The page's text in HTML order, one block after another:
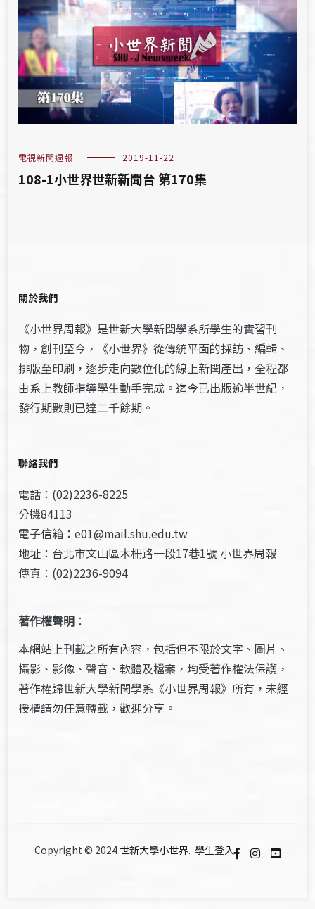
電視新聞週報 2019-11-22
108-1小世界世新新聞台 第170集
關於我們
《小世界周報》是世新大學新聞學系所學生的實習刊
物，創刊至今，《小世界》從傳統平面的採訪、編輯、
排版至印刷，逐步走向數位化的線上新聞產出，全程都
由系上教師指導學生動手完成。迄今已出版逾半世紀，
發行期數則已達二千餘期。
聯絡我們
電話：(02)2236-8225
分機84113
電子信箱：e01@mail.shu.edu.tw
地址：台北市文山區木柵路一段17巷1號 小世界周報
傳真：(02)2236-9094
著作權聲明 ：
本網站上刊載之所有內容，包括但不限於文字、圖片、
攝影、影像、聲音、軟體及檔案，均受著作權法保護，
著作權歸世新大學新聞學系《小世界周報》所有，未經
授權請勿任意轉載，歡迎分享。
Copyright © 2024 世新大學小世界. 學生登入